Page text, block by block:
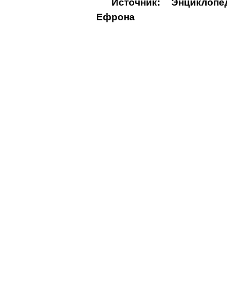
Ефрона